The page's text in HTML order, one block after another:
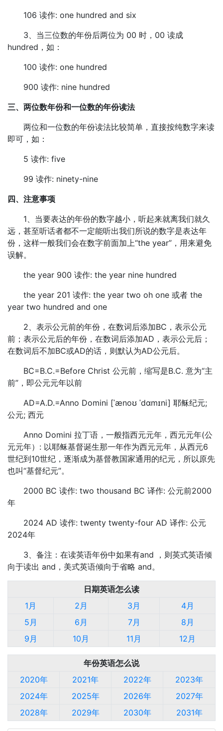
106 读作: one hundred and six
3、当三位数的年份后两位为 00 时，00 读成
hundred，如：
100 读作: one hundred
900 读作: nine hundred
三、两位数年份和一位数的年份读法
两位和一位数的年份读法比较简单，直接按纯数字来读
即可，如：
5 读作: five
99 读作: ninety-nine
四、注意事项
1、当要表达的年份的数字越小，听起来就离我们就久
远，甚至听话者都不一定能听出我们所说的数字是表达年
份，这样一般我们会在数字前面加上“the year”，用来避免
误解。
the year 900 读作: the year nine hundred
the year 201 读作: the year two oh one 或者 the
year two hundred and one
2、表示公元前的年份，在数词后添加BC，表示公元
前；表示公元后的年份，在数词后添加AD，表示公元后；
在数词后不加BC或AD的话，则默认为AD公元后。
BC=B.C.=Before Christ 公元前，缩写是B.C. 意为“主
前”，即公元元年以前
AD=A.D.=Anno Domini [ˈænoʊ ˈdɑmɪni] 耶稣纪元;
公元; 西元
Anno Domini 拉丁语，一般指西元元年，西元元年(公
元元年）: 以耶稣基督诞生那一年作为西元元年，从西元6
世纪到10世纪，逐渐成为基督教国家通用的纪元，所以原先
也叫“基督纪元”。
2000 BC 读作: two thousand BC 译作: 公元前2000
年
2024 AD 读作: twenty twenty-four AD 译作: 公元
2024年
3、备注：在读英语年份中如果有and ，则英式英语倾
向于读出 and，美式英语倾向于省略 and。
日期英语怎么读
1月
2月 3月
4月
5月
6月 7月
8月
9月
10月 11月 12月
年份英语怎么说
2020年
2021年 2022年
2023年
2024年
2025年 2026年
2027年
2028年
2029年 2030年 2031年